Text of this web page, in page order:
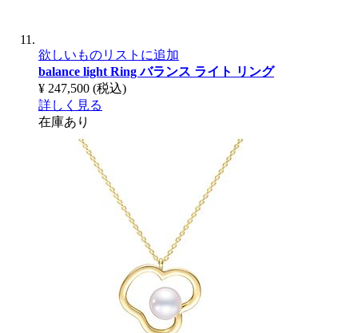
欲しいものリストに追加
balance light Ringバランス ライト リング
¥ 247,500 (税込)
詳しく見る
在庫あり